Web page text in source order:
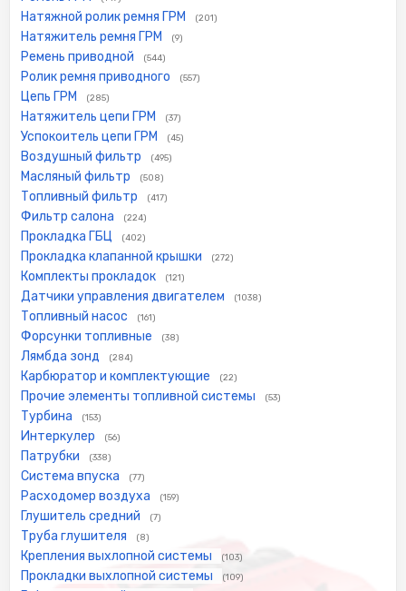
Натяжной ролик ремня ГРМ (201)
Натяжитель ремня ГРМ (9)
Ремень приводной (544)
Ролик ремня приводного (557)
Цепь ГРМ (285)
Натяжитель цепи ГРМ (37)
Успокоитель цепи ГРМ (45)
Воздушный фильтр (495)
Масляный фильтр (508)
Топливный фильтр (417)
Фильтр салона (224)
Прокладка ГБЦ (402)
Прокладка клапанной крышки (272)
Комплекты прокладок (121)
Датчики управления двигателем (1038)
Топливный насос (161)
Форсунки топливные (38)
Лямбда зонд (284)
Карбюратор и комплектующие (22)
Прочие элементы топливной системы (53)
Турбина (153)
Интеркулер (56)
Патрубки (338)
Система впуска (77)
Расходомер воздуха (159)
Глушитель средний (7)
Труба глушителя (8)
Крепления выхлопной системы (103)
Прокладки выхлопной системы (109)